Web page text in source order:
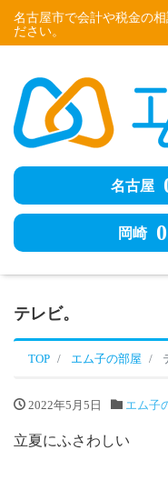
名古屋市で会計や税金の
ださい。
名古屋
岡崎
テレビ。
TOP エム子の部屋
2022年5月5日 エム子
立夏にふさわしい